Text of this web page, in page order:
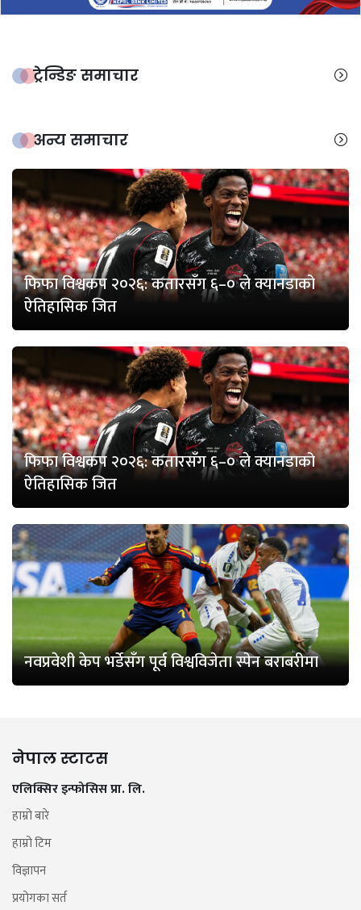
ट्रेन्डिङ समाचार
अन्य समाचार
फिफा विश्वकप २०२६: कतारसँग ६–० ले क्यानडाको
ऐतिहासिक जित
फिफा विश्वकप २०२६: कतारसँग ६–० ले क्यानडाको
ऐतिहासिक जित
नवप्रवेशी केप भर्डेसँग पूर्व विश्वविजेता स्पेन बराबरीमा
नेपाल स्टाटस
एलिक्सिर इन्फोसिस प्रा. लि.
हाम्रो बारे
हाम्रो टिम
विज्ञापन
प्रयोगका सर्त